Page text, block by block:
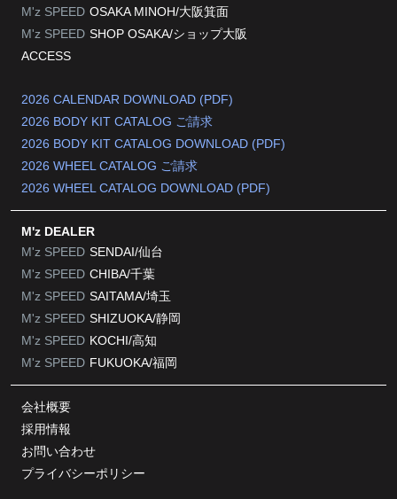
M'z SPEED OSAKA MINOH/大阪箕面
M'z SPEED SHOP OSAKA/ショップ大阪
ACCESS
2026 CALENDAR DOWNLOAD (PDF)
2026 BODY KIT CATALOG ご請求
2026 BODY KIT CATALOG DOWNLOAD (PDF)
2026 WHEEL CATALOG ご請求
2026 WHEEL CATALOG DOWNLOAD (PDF)
M'z DEALER
M'z SPEED SENDAI/仙台
M'z SPEED CHIBA/千葉
M'z SPEED SAITAMA/埼玉
M'z SPEED SHIZUOKA/静岡
M'z SPEED KOCHI/高知
M'z SPEED FUKUOKA/福岡
会社概要
採用情報
お問い合わせ
プライバシーポリシー